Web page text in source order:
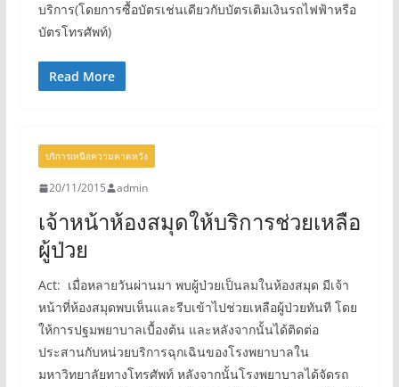
บริการ(โดยการซื้อบัตรเช่นเดียวกับบัตรเติมเงินรถไฟฟ้าหรือ
บัตรโทรศัพท์)
Read More
บริการเหนือความคาดหวัง
20/11/2015 admin
เจ้าหน้าห้องสมุดให้บริการช่วยเหลือ
ผู้ป่วย
Act: เมื่อหลายวันผ่านมา พบผู้ป่วยเป็นลมในห้องสมุด มีเจ้า
หน้าที่ห้องสมุดพบเห็นและรีบเข้าไปช่วยเหลือผู้ป่วยทันที โดย
ให้การปฐมพยาบาลเบื้องต้น และหลังจากนั้นได้ติดต่อ
ประสานกับหน่วยบริการฉุกเฉินของโรงพยาบาลใน
มหาวิทยาลัยทางโทรศัพท์ หลังจากนั้นโรงพยาบาลได้จัดรถ